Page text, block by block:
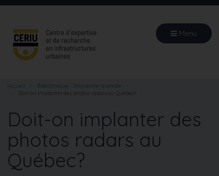
Aller
principal
Menu
Accueil
Bibliothèque - Recherche avancée
Doit-on implanter des photos radars au Québec?
Doit-on implanter des
photos radars au
Québec?